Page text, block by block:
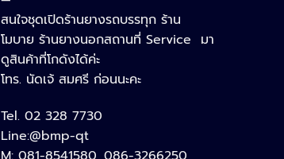
สนใจชุดเปิดร้านยางรถบรรทุก ร้าน
โมบาย ร้านยางนอกสถานที่ Service มา
ดูสินค้าที่โกดังได้ค่ะ
โทร. นัดเจ้ สมศรี ก่อนนะคะ
Tel. 02 328 7730
Line:@bmp-qt